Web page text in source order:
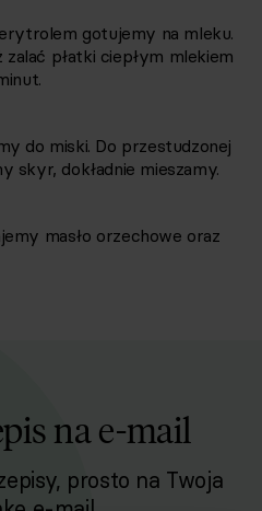
gotujemy na mleku.
płatki ciepłym mlekiem
do miski. Do przestudzonej
skyr, dokładnie mieszamy.
masło orzechowe oraz
na e-mail
prosto na Twoja